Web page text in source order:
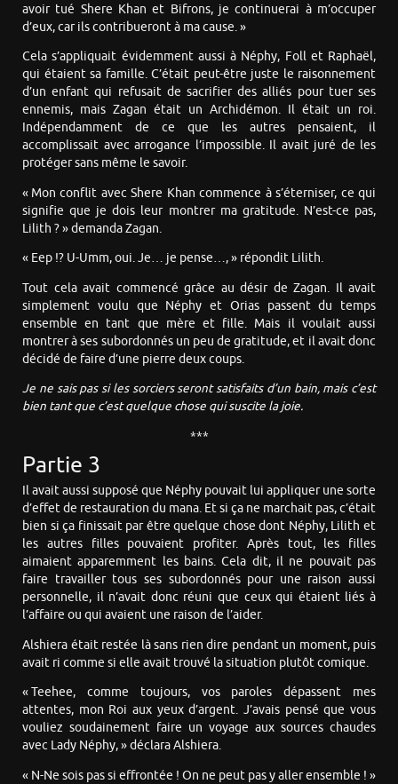
avoir tué Shere Khan et Bifrons, je continuerai à m’occuper
d’eux, car ils contribueront à ma cause. »
Cela s’appliquait évidemment aussi à Néphy, Foll et Raphaël,
qui étaient sa famille. C’était peut-être juste le raisonnement
d’un enfant qui refusait de sacrifier des alliés pour tuer ses
ennemis, mais Zagan était un Archidémon. Il était un roi.
Indépendamment de ce que les autres pensaient, il
accomplissait avec arrogance l’impossible. Il avait juré de les
protéger sans même le savoir.
« Mon conflit avec Shere Khan commence à s’éterniser, ce qui
signifie que je dois leur montrer ma gratitude. N’est-ce pas,
Lilith ? » demanda Zagan.
« Eep !? U-Umm, oui. Je… je pense…, » répondit Lilith.
Tout cela avait commencé grâce au désir de Zagan. Il avait
simplement voulu que Néphy et Orias passent du temps
ensemble en tant que mère et fille. Mais il voulait aussi
montrer à ses subordonnés un peu de gratitude, et il avait donc
décidé de faire d’une pierre deux coups.
Je ne sais pas si les sorciers seront satisfaits d’un bain, mais c’est
bien tant que c’est quelque chose qui suscite la joie.
***
Partie 3
Il avait aussi supposé que Néphy pouvait lui appliquer une sorte
d’effet de restauration du mana. Et si ça ne marchait pas, c’était
bien si ça finissait par être quelque chose dont Néphy, Lilith et
les autres filles pouvaient profiter. Après tout, les filles
aimaient apparemment les bains. Cela dit, il ne pouvait pas
faire travailler tous ses subordonnés pour une raison aussi
personnelle, il n’avait donc réuni que ceux qui étaient liés à
l’affaire ou qui avaient une raison de l’aider.
Alshiera était restée là sans rien dire pendant un moment, puis
avait ri comme si elle avait trouvé la situation plutôt comique.
« Teehee, comme toujours, vos paroles dépassent mes
attentes, mon Roi aux yeux d’argent. J’avais pensé que vous
vouliez soudainement faire un voyage aux sources chaudes
avec Lady Néphy, » déclara Alshiera.
« N-Ne sois pas si effrontée ! On ne peut pas y aller ensemble ! »